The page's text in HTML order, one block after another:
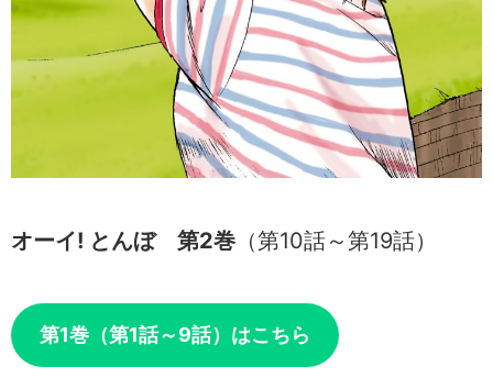
オーイ! とんぼ 第2巻 （第10話～第19話）
第1巻（第1話～9話）はこちら